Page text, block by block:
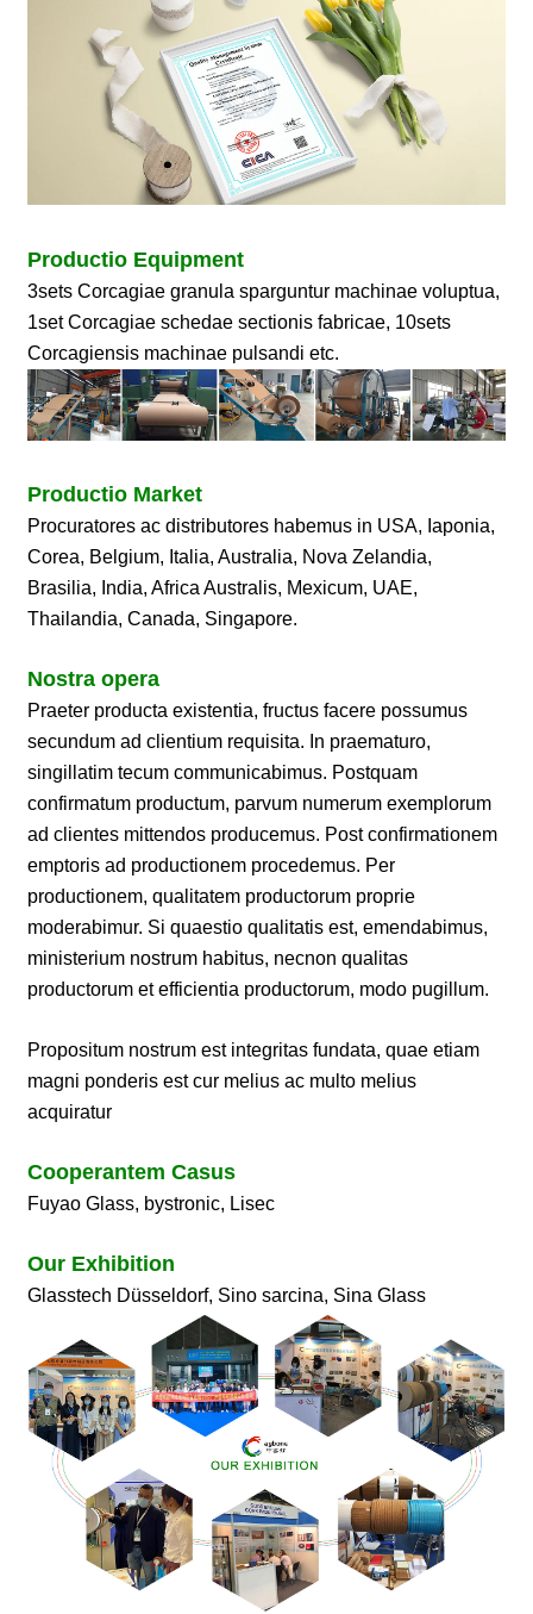
Productio Equipment
3sets Corcagiae granula sparguntur machinae voluptua,
1set Corcagiae schedae sectionis fabricae, 10sets
Corcagiensis machinae pulsandi etc.
Productio Market
Procuratores ac distributores habemus in USA, Iaponia,
Corea, Belgium, Italia, Australia, Nova Zelandia,
Brasilia, India, Africa Australis, Mexicum, UAE,
Thailandia, Canada, Singapore.
Nostra opera
Praeter producta existentia, fructus facere possumus
secundum ad clientium requisita. In praematuro,
singillatim tecum communicabimus. Postquam
confirmatum productum, parvum numerum exemplorum
ad clientes mittendos producemus. Post confirmationem
emptoris ad productionem procedemus. Per
productionem, qualitatem productorum proprie
moderabimur. Si quaestio qualitatis est, emendabimus,
ministerium nostrum habitus, necnon qualitas
productorum et efficientia productorum, modo pugillum.
Propositum nostrum est integritas fundata, quae etiam
magni ponderis est cur melius ac multo melius
acquiratur
Cooperantem Casus
Fuyao Glass, bystronic, Lisec
Our Exhibition
Glasstech Düsseldorf, Sino sarcina, Sina Glass